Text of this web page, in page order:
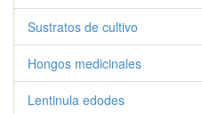
Sustratos de cultivo
Hongos medicinales
Lentinula edodes